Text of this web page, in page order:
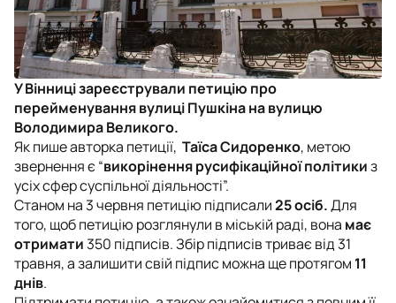
У Вінниці зареєстрували петицію про
перейменування вулиці Пушкіна на вулицю
Володимира Великого.
Як пише авторка петиції, Таїса Сидоренко, метою
звернення є “викорінення русифікаційної політикиз
усіх сфер суспільної діяльності”.
Станом на 3 червня петицію підписали25 осіб.Для
того, щоб петицію розглянули в міській раді, вона має
отримати350 підписів. Збір підписів триває від 31
травня, а залишити свій підпис можна ще протягом 11
днів.